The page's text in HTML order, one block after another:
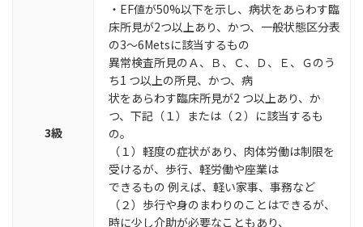
3級
・EF値が50%以下を示し、病状をあらわす臨
床所見が2つ以上あり、かつ、一般状態区分表
の3～6Metsに該当するもの
異常検査所見のＡ、Ｂ、Ｃ、Ｄ、Ｅ、Ｇのう
ち1 つ以上の所見、かつ、病
状をあらわす臨床所見が2 つ以上あり、か
つ、下記（１）または（２）に該当するも
の。
（１）軽度の症状があり、肉体労働は制限を
受けるが、歩行、軽労働や座業は
できるもの 例えば、軽い家事、事務など
（２）歩行や身のまわりのことはできるが、
時に少し介助が必要なこともあり、